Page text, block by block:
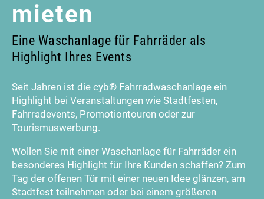
mieten
Eine Waschanlage für Fahrräder als
Highlight Ihres Events
Seit Jahren ist die cyb® Fahrradwaschanlage ein
Highlight bei Veranstaltungen wie Stadtfesten,
Fahrradevents, Promotiontouren oder zur
Tourismuswerbung.
Wollen Sie mit einer Waschanlage für Fahrräder ein
besonderes Highlight für Ihre Kunden schaffen? Zum
Tag der offenen Tür mit einer neuen Idee glänzen, am
Stadtfest teilnehmen oder bei einem größeren